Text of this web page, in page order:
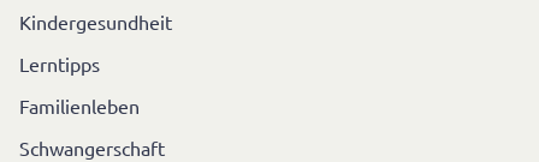
Kindergesundheit
Lerntipps
Familienleben
Schwangerschaft